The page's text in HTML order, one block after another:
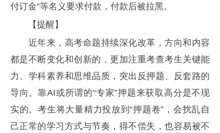
付订金”等名义要求付款，付款后被拉黑。
【提醒】
近年来，高考命题持续深化改革，方向和内容
都是不断变化和创新的，更加注重考查考生关键能
力、学科素养和思维品质，突出反押题、反套路的
导向。靠AI或所谓的“专家”押题来获取高分是不现
实的。考生将大量精力投放到“押题卷”，会扰乱自
己正常的学习方式与节奏，得不偿失，也容易被不